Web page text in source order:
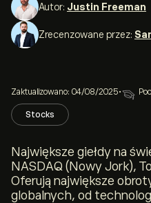
Autor: Justin Freeman
Zrecenzowane przez:
Zaktualizowano: 04/08/2025•
Stocks
Największe giełdy na
NASDAQ (Nowy Jork),
Oferują największe
globalnych, od